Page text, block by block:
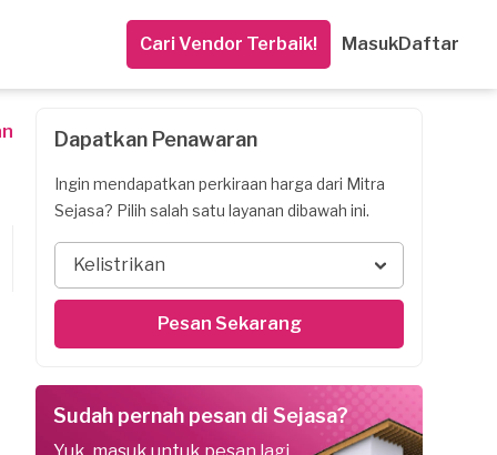
Cari Vendor Terbaik! MasukDaftar
Dapatkan Penawaran
Ingin mendapatkan perkiraan harga dari Mitra
Sejasa? Pilih salah satu layanan dibawah ini.
Kelistrikan
Pesan Sekarang
Sudah pernah pesan di Sejasa?